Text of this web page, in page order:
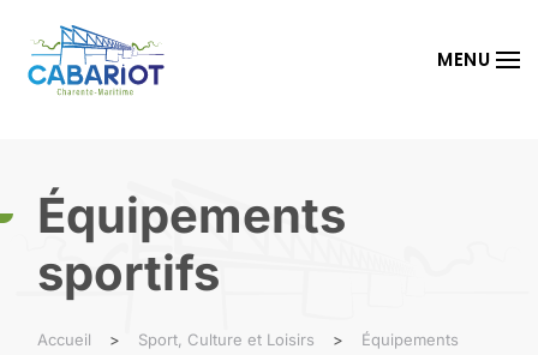
Passer au contenu principal MENU
Équipements
sportifs
Accueil Sport, Culture et Loisirs
Équipements